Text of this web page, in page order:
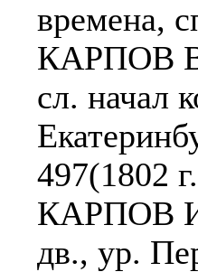
времена,
КАРПОВ
сл. начал
497(1802
КАРПОВ
дв., ур.